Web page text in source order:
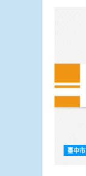
臺中市